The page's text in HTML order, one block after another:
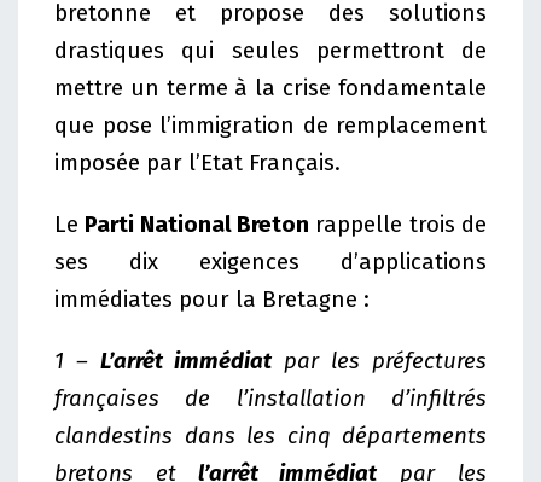
bretonne et propose des solutions
drastiques qui seules permettront de
mettre un terme à la crise fondamentale
que pose l’immigration de remplacement
imposée par l’Etat Français.
Le Parti National Breton rappelle trois de
ses dix exigences d’applications
immédiates pour la Bretagne :
1 – L’arrêt immédiatpar les préfectures
françaises de l’installation d’infiltrés
clandestins dans les cinq départements
bretons etl’arrêt immédiatpar les